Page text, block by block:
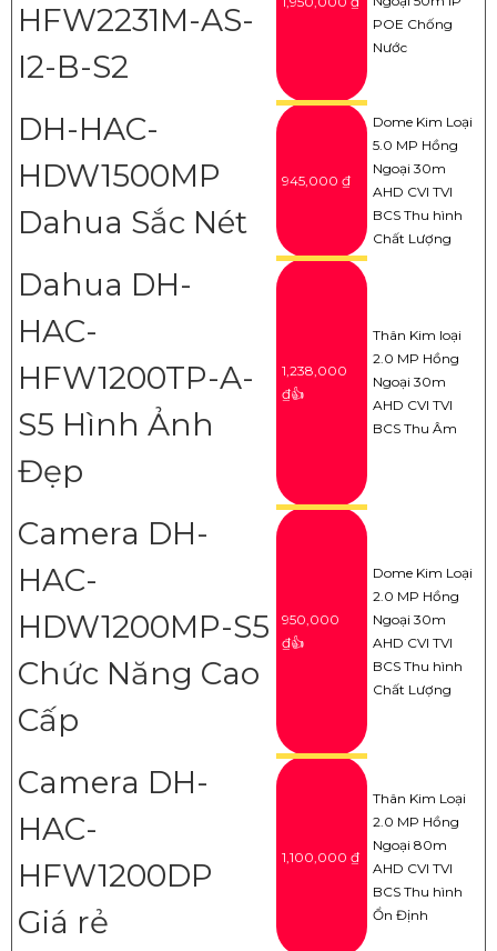
HFW2231M-AS-
I2-B-S2
POE Chống
Nước
DH-HAC-
HDW1500MP
Dahua Sắc Nét
945,000 ₫
Dome Kim Loại
5.0 MP Hồng
Ngoại 30m
AHD CVI TVI
BCS Thu hình
Chất Lượng
Dahua DH-
HAC-
HFW1200TP-A-
S5 Hình Ảnh
Đẹp
1,238,000
₫👍
Thân Kim loại
2.0 MP Hồng
Ngoại 30m
AHD CVI TVI
BCS Thu Âm
Camera DH-
HAC-
HDW1200MP-S5
Chức Năng Cao
Cấp
950,000
₫👍
Dome Kim Loại
2.0 MP Hồng
Ngoại 30m
AHD CVI TVI
BCS Thu hình
Chất Lượng
Camera DH-
HAC-
HFW1200DP
Giá rẻ
1,100,000 ₫
Thân Kim Loại
2.0 MP Hồng
Ngoại 80m
AHD CVI TVI
BCS Thu hình
Ổn Định